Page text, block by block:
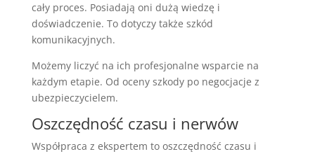
cały proces. Posiadają oni dużą wiedzę i
doświadczenie. To dotyczy także szkód
komunikacyjnych.
Możemy liczyć na ich profesjonalne wsparcie na
każdym etapie. Od oceny szkody po negocjacje z
ubezpieczycielem.
Oszczędność czasu i nerwów
Współpraca z ekspertem to oszczędność czasu i